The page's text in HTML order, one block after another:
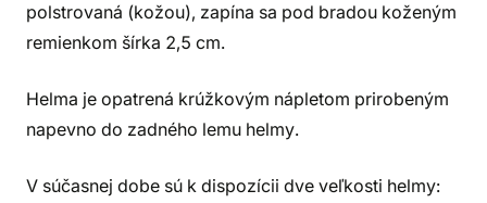
polstrovaná (kožou), zapína sa pod bradou koženým
remienkom šírka 2,5 cm.
Helma je opatrená krúžkovým nápletom prirobeným
napevno do zadného lemu helmy.
V súčasnej dobe sú k dispozícii dve veľkosti helmy: